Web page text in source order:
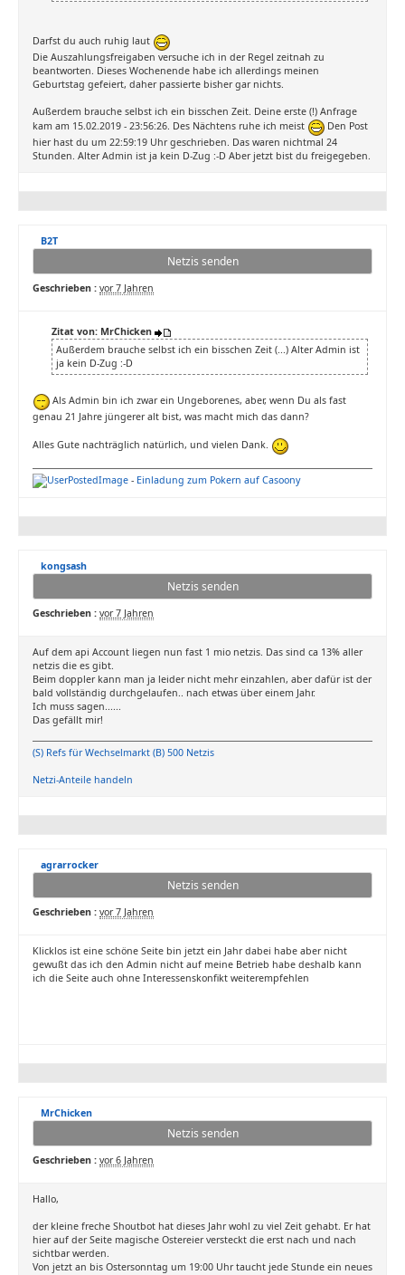
Darfst du auch ruhig laut
Die Auszahlungsfreigaben versuche ich in der Regel zeitnah zu
beantworten. Dieses Wochenende habe ich allerdings meinen
Geburtstag gefeiert, daher passierte bisher gar nichts.
Außerdem brauche selbst ich ein bisschen Zeit. Deine erste (!) Anfrage
kam am 15.02.2019 - 23:56:26. Des Nächtens ruhe ich meist
Den Post
hier hast du um 22:59:19 Uhr geschrieben. Das waren nichtmal 24
Stunden. Alter Admin ist ja kein D-Zug :-D Aber jetzt bist du freigegeben.
B2T
Netzis senden
Geschrieben : vor 7 Jahren
Zitat von: MrChicken
Außerdem brauche selbst ich ein bisschen Zeit (...) Alter Admin ist
ja kein D-Zug :-D
Als Admin bin ich zwar ein Ungeborenes, aber, wenn Du als fast
genau 21 Jahre jüngerer alt bist, was macht mich das dann?
Alles Gute nachträglich natürlich, und vielen Dank.
- Einladung zum Pokern auf Casoony
kongsash
Netzis senden
Geschrieben : vor 7 Jahren
Auf dem api Account liegen nun fast 1 mio netzis. Das sind ca 13% aller
netzis die es gibt.
Beim doppler kann man ja leider nicht mehr einzahlen, aber dafür ist der
bald vollständig durchgelaufen.. nach etwas über einem Jahr.
Ich muss sagen......
Das gefällt mir!
(S) Refs für Wechselmarkt (B) 500 Netzis
Netzi-Anteile handeln
agrarrocker
Netzis senden
Geschrieben : vor 7 Jahren
Klicklos ist eine schöne Seite bin jetzt ein Jahr dabei habe aber nicht
gewußt das ich den Admin nicht auf meine Betrieb habe deshalb kann
ich die Seite auch ohne Interessenskonfikt weiterempfehlen
MrChicken
Netzis senden
Geschrieben : vor 6 Jahren
Hallo,
der kleine freche Shoutbot hat dieses Jahr wohl zu viel Zeit gehabt. Er hat
hier auf der Seite magische Ostereier versteckt die erst nach und nach
sichtbar werden.
Von jetzt an bis Ostersonntag um 19:00 Uhr taucht jede Stunde ein neues